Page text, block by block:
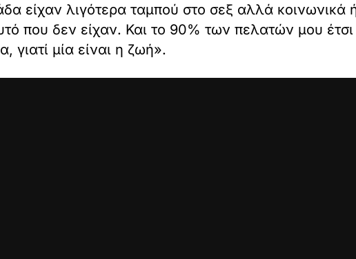
είχαν λιγότερα ταμπού στο σεξ αλλά κοινωνικά
που δεν είχαν. Και το 90% των πελατών μου
γιατί μία είναι η ζωή».